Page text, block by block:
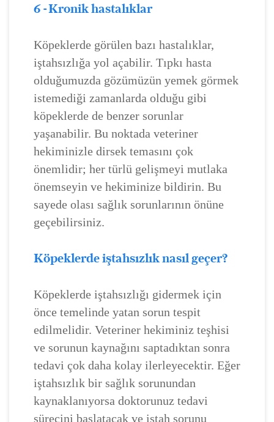
6 - Kronik hastalıklar
Köpeklerde görülen bazı hastalıklar,
iştahsızlığa yol açabilir. Tıpkı hasta
olduğumuzda gözümüzün yemek görmek
istemediği zamanlarda olduğu gibi
köpeklerde de benzer sorunlar
yaşanabilir. Bu noktada veteriner
hekiminizle dirsek temasını çok
önemlidir; her türlü gelişmeyi mutlaka
önemseyin ve hekiminize bildirin. Bu
sayede olası sağlık sorunlarının önüne
geçebilirsiniz.
Köpeklerde iştahsızlık nasıl geçer?
Köpeklerde iştahsızlığı gidermek için
önce temelinde yatan sorun tespit
edilmelidir. Veteriner hekiminiz teşhisi
ve sorunun kaynağını saptadıktan sonra
tedavi çok daha kolay ilerleyecektir. Eğer
iştahsızlık bir sağlık sorunundan
kaynaklanıyorsa doktorunuz tedavi
sürecini başlatacak ve iştah sorunu